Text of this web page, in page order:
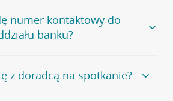
naszego banku, zapraszamy na
, na której znajduje się
numer kontaktowy do
banku?
nie udostępnia ogólnego numeru
bankowej.
z doradcą na spotkanie?